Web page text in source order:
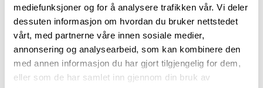
mediefunksjoner og for å analysere trafikken vår. Vi deler
dessuten informasjon om hvordan du bruker nettstedet
vårt, med partnerne våre innen sosiale medier,
annonsering og analysearbeid, som kan kombinere den
med annen informasjon du har gjort tilgjengelig for dem,
eller som de har samlet inn gjennom din bruk av
Passer alle aldersgrupper
Les mer omkortdugnad.
Refleksdugnad – en dugnad